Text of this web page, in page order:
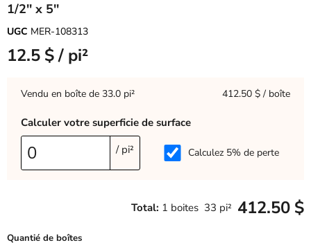
1/2'' x 5''
UGC MER-108313
12.5 $ / pi²
Vendu en boîte de 33.0 pi² 412.50 $ / boîte
Calculer votre superficie de surface
/ pi²
Calculez 5% de perte
Total: 1 boites 33 pi² 412.50 $
Quantié de boîtes